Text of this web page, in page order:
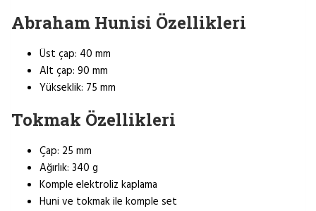
Abraham Hunisi Özellikleri
Üst çap: 40 mm
Alt çap: 90 mm
Yükseklik: 75 mm
Tokmak Özellikleri
Çap: 25 mm
Ağırlık: 340 g
Komple elektroliz kaplama
Huni ve tokmak ile komple set